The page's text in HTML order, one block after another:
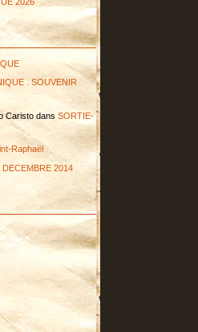
. SOUVENIR
Caristo dans SORTIE-
Raphaël
2014